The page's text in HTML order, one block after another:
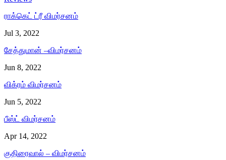
ராக்கெட் ட்ரீ விமர்சனம்
Jul 3, 2022
சேத்துமான் –விமர்சனம்
Jun 8, 2022
விக்ரம் விமர்சனம்
Jun 5, 2022
பீஸ்ட் விமர்சனம்
Apr 14, 2022
குதிரைவால் – விமர்சனம்